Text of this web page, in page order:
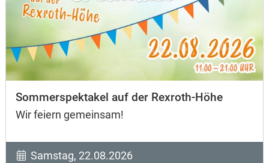
Sommerspektakel auf der Rexroth-Höhe
Wir feiern gemeinsam!
Samstag, 22.08.2026